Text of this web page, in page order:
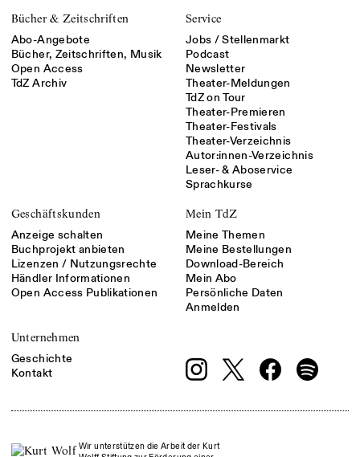
Bücher & Zeitschriften
Abo-Angebote
Bücher, Zeitschriften, Musik
Open Access
TdZ Archiv
Service
Jobs / Stellenmarkt
Podcast
Newsletter
Theater-Meldungen
TdZ on Tour
Theater-Premieren
Theater-Festivals
Theater-Verzeichnis
Autor:innen-Verzeichnis
Leser- & Aboservice
Sprachkurse
Geschäftskunden
Anzeige schalten
Buchprojekt anbieten
Lizenzen / Nutzungsrechte
Händler Informationen
Open Access Publikationen
Mein TdZ
Meine Themen
Meine Bestellungen
Download-Bereich
Mein Abo
Persönliche Daten
Anmelden
Unternehmen
Geschichte
Kontakt
Wir unterstützen die Arbeit der Kurt